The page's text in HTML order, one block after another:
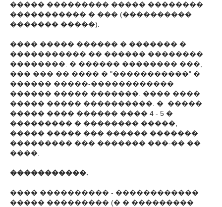
����� ��������� ����� ��������
����������� � ��� (����������
������� �����).
���� ����� ������ � ������� �
����������� �� ������ ��������
��������. � ������ �������� ���,
��� ��� �� ���� � "�����������" �
������ �����-������������
������ ����� �������. ���� ����
����� ����� ����������. � �����
����� ���� ������ ���� 4 - 5 �
��������� � �������� �����,
����� ����� ��� ������ �������
��������� ��� ������� ���-�� ��
����.
�����������.
���� ���������� - ������������
����� ��������� (� � ���������